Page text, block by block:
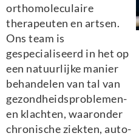
orthomoleculaire
therapeuten en artsen.
Ons team is
gespecialiseerd in het op
een natuurlijke manier
behandelen van tal van
gezondheidsproblemen-
en klachten, waaronder
chronische ziekten, auto-